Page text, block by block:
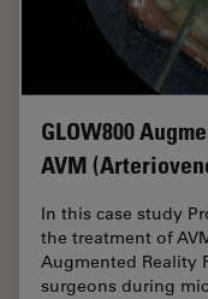
GLOW800
AVM
In this case study
the treatment of
Augmented Reality
surgeons during